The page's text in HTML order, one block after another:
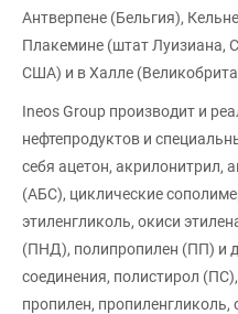
Антверпене (Бельгия),
Плакемине (штат Луизиана,
США) и в Халле
Ineos Group производит и
нефтепродуктов и
себя ацетон, акрилонитрил,
(АБС), циклические
этиленгликоль, окиси
(ПНД), полипропилен (ПП) и
соединения, полистирол
пропилен,